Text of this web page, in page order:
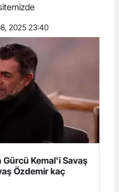
2025 23:40
Kemal'i Savaş
Özdemir kaç